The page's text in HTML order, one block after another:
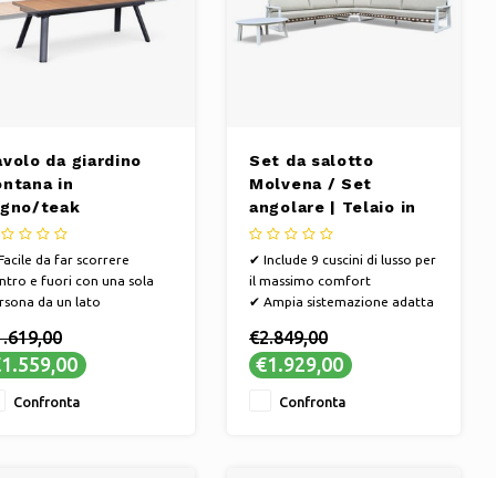
da giardino
in
teak
220-340
| Struttura in
antracite
da far scorrere
e fuori con una sola
da un lato
naturale
tavolo adatto per
Confronta
Set da salotto
Molvena / Set
angolare | Telaio in
alluminio bianco
✔ Include 9 cuscini di lusso per
il massimo comfort
✔ Ampia sistemazione adatta
✔ Tavolino basso rotondo
abbinato
€2.849,00
€1.929,00
Confronta